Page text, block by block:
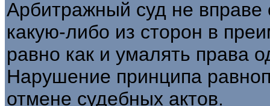
Арбитражный суд не вправе
какую-либо из сторон в
равно как и умалять права
Нарушение принципа
отмене судебных актов.